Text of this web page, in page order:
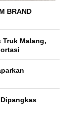
BRAND
Truk Malang,